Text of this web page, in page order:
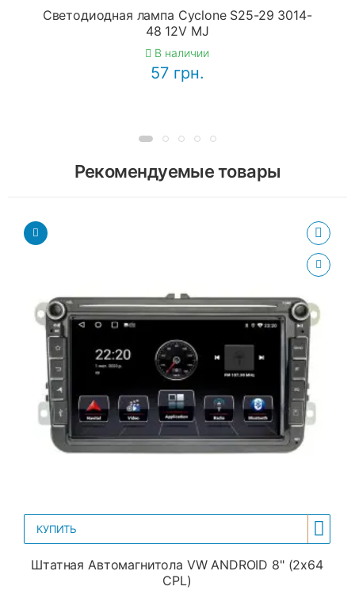
Светодиодная лампа Cyclone S25-29 3014-
48 12V MJ
В наличии
57 грн.
Рекомендуемые товары
КУПИТЬ
Штатная Автомагнитола VW ANDROID 8" (2x64
CPL)